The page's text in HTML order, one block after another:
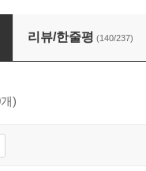
리뷰/한줄평 (140/237)
)